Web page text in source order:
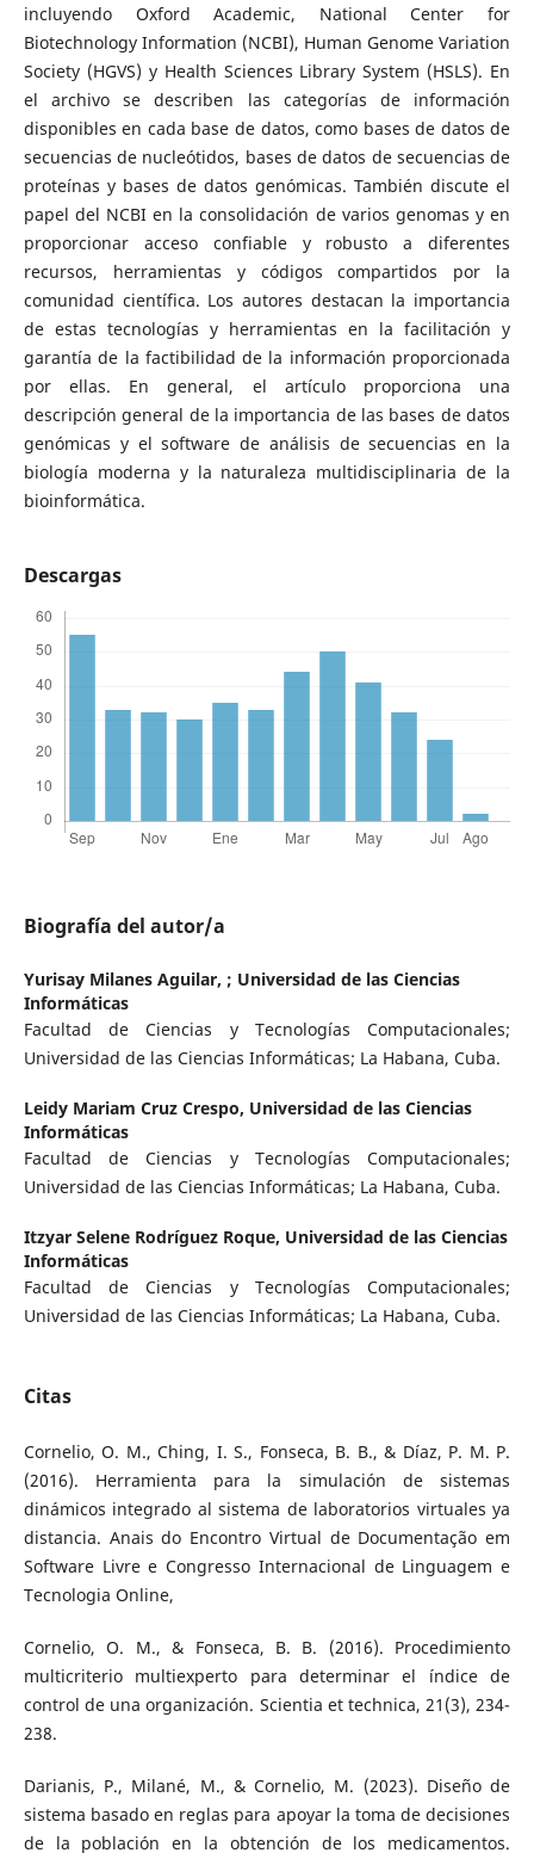
incluyendo Oxford Academic, National Center for
Biotechnology Information (NCBI), Human Genome Variation
Society (HGVS) y Health Sciences Library System (HSLS). En
el archivo se describen las categorías de información
disponibles en cada base de datos, como bases de datos de
secuencias de nucleótidos, bases de datos de secuencias de
proteínas y bases de datos genómicas. También discute el
papel del NCBI en la consolidación de varios genomas y en
proporcionar acceso confiable y robusto a diferentes
recursos, herramientas y códigos compartidos por la
comunidad científica. Los autores destacan la importancia
de estas tecnologías y herramientas en la facilitación y
garantía de la factibilidad de la información proporcionada
por ellas. En general, el artículo proporciona una
descripción general de la importancia de las bases de datos
genómicas y el software de análisis de secuencias en la
biología moderna y la naturaleza multidisciplinaria de la
bioinformática.
Descargas
Biografía del autor/a
Yurisay Milanes Aguilar, ; Universidad de las Ciencias
Informáticas
Facultad de Ciencias y Tecnologías Computacionales;
Universidad de las Ciencias Informáticas; La Habana, Cuba.
Leidy Mariam Cruz Crespo, Universidad de las Ciencias
Informáticas
Facultad de Ciencias y Tecnologías Computacionales;
Universidad de las Ciencias Informáticas; La Habana, Cuba.
Itzyar Selene Rodríguez Roque, Universidad de las Ciencias
Informáticas
Facultad de Ciencias y Tecnologías Computacionales;
Universidad de las Ciencias Informáticas; La Habana, Cuba.
Citas
Cornelio, O. M., Ching, I. S., Fonseca, B. B., & Díaz, P. M. P.
(2016). Herramienta para la simulación de sistemas
dinámicos integrado al sistema de laboratorios virtuales ya
distancia. Anais do Encontro Virtual de Documentação em
Software Livre e Congresso Internacional de Linguagem e
Tecnologia Online,
Cornelio, O. M., & Fonseca, B. B. (2016). Procedimiento
multicriterio multiexperto para determinar el índice de
control de una organización. Scientia et technica, 21(3), 234-
238.
Darianis, P., Milané, M., & Cornelio, M. (2023). Diseño de
sistema basado en reglas para apoyar la toma de decisiones
de la población en la obtención de los medicamentos.